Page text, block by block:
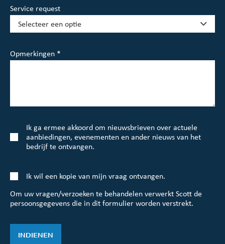
Service request
Opmerkingen *
Ik ga ermee akkoord om nieuwsbrieven over actuele
aanbiedingen, evenementen en ander nieuws van het
bedrijf te ontvangen.
Ik wil een kopie van mijn vraag ontvangen.
Om uw vragen/verzoeken te behandelen verwerkt Scott de
persoonsgegevens die in dit formulier worden verstrekt.
INDIENEN